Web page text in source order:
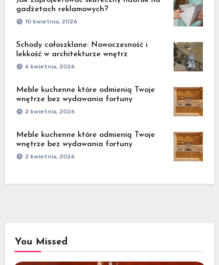
gadżetach reklamowych?
10 kwietnia, 2026
Schody całoszklane: Nowoczesność i
lekkość w architekturze wnętrz
6 kwietnia, 2026
Meble kuchenne które odmienią Twoje
wnętrze bez wydawania fortuny
2 kwietnia, 2026
Meble kuchenne które odmienią Twoje
wnętrze bez wydawania fortuny
2 kwietnia, 2026
You Missed